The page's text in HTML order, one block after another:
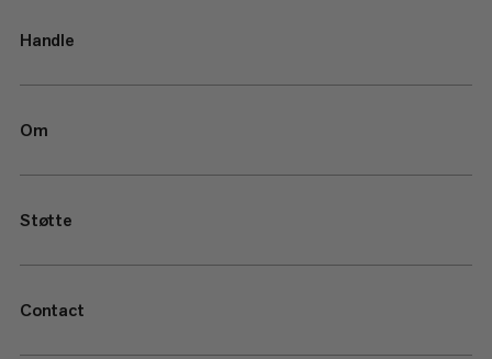
Handle
Om
Støtte
Contact